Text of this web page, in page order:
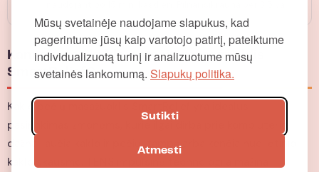
Mūsų svetainėje naudojame slapukus, kad
pagerintume jūsų kaip vartotojo patirtį, pateiktume
individualizuotą turinį ir analizuotume mūsų
svetainės lankomumą. Slapukų politika.
Sutikti
Atmesti
Kam skirtas kaklo ir pečių masažuoklis
SmartRelief?
Kaklo pečių masažuoklis SmartRelief yra idealus
pasirinkimas žmonėms, kurie ilgai dirba prie kompiuterio,
dažnai jaučia kaklo ir pečių įtampą arba kenčia nuo lėtinio
kaklo skausmo. TENS impulsinė technologija mažina